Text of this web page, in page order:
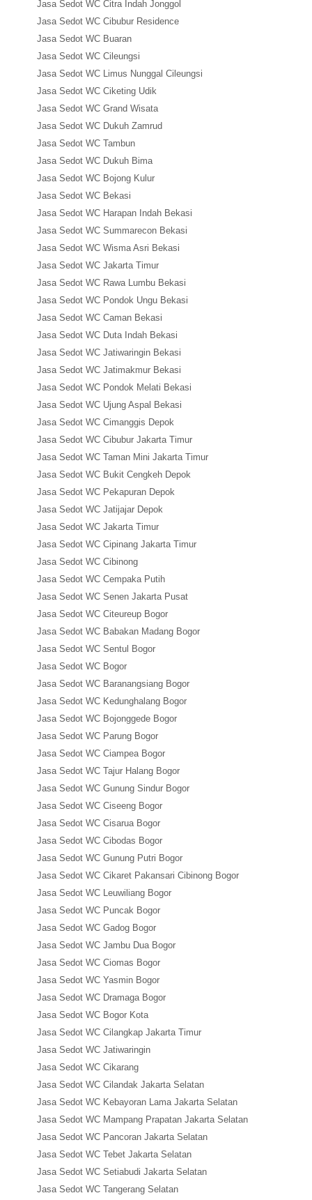
Jasa Sedot WC Citra Indah Jonggol
Jasa Sedot WC Cibubur Residence
Jasa Sedot WC Buaran
Jasa Sedot WC Cileungsi
Jasa Sedot WC Limus Nunggal Cileungsi
Jasa Sedot WC Ciketing Udik
Jasa Sedot WC Grand Wisata
Jasa Sedot WC Dukuh Zamrud
Jasa Sedot WC Tambun
Jasa Sedot WC Dukuh Bima
Jasa Sedot WC Bojong Kulur
Jasa Sedot WC Bekasi
Jasa Sedot WC Harapan Indah Bekasi
Jasa Sedot WC Summarecon Bekasi
Jasa Sedot WC Wisma Asri Bekasi
Jasa Sedot WC Jakarta Timur
Jasa Sedot WC Rawa Lumbu Bekasi
Jasa Sedot WC Pondok Ungu Bekasi
Jasa Sedot WC Caman Bekasi
Jasa Sedot WC Duta Indah Bekasi
Jasa Sedot WC Jatiwaringin Bekasi
Jasa Sedot WC Jatimakmur Bekasi
Jasa Sedot WC Pondok Melati Bekasi
Jasa Sedot WC Ujung Aspal Bekasi
Jasa Sedot WC Cimanggis Depok
Jasa Sedot WC Cibubur Jakarta Timur
Jasa Sedot WC Taman Mini Jakarta Timur
Jasa Sedot WC Bukit Cengkeh Depok
Jasa Sedot WC Pekapuran Depok
Jasa Sedot WC Jatijajar Depok
Jasa Sedot WC Jakarta Timur
Jasa Sedot WC Cipinang Jakarta Timur
Jasa Sedot WC Cibinong
Jasa Sedot WC Cempaka Putih
Jasa Sedot WC Senen Jakarta Pusat
Jasa Sedot WC Citeureup Bogor
Jasa Sedot WC Babakan Madang Bogor
Jasa Sedot WC Sentul Bogor
Jasa Sedot WC Bogor
Jasa Sedot WC Baranangsiang Bogor
Jasa Sedot WC Kedunghalang Bogor
Jasa Sedot WC Bojonggede Bogor
Jasa Sedot WC Parung Bogor
Jasa Sedot WC Ciampea Bogor
Jasa Sedot WC Tajur Halang Bogor
Jasa Sedot WC Gunung Sindur Bogor
Jasa Sedot WC Ciseeng Bogor
Jasa Sedot WC Cisarua Bogor
Jasa Sedot WC Cibodas Bogor
Jasa Sedot WC Gunung Putri Bogor
Jasa Sedot WC Cikaret Pakansari Cibinong Bogor
Jasa Sedot WC Leuwiliang Bogor
Jasa Sedot WC Puncak Bogor
Jasa Sedot WC Gadog Bogor
Jasa Sedot WC Jambu Dua Bogor
Jasa Sedot WC Ciomas Bogor
Jasa Sedot WC Yasmin Bogor
Jasa Sedot WC Dramaga Bogor
Jasa Sedot WC Bogor Kota
Jasa Sedot WC Cilangkap Jakarta Timur
Jasa Sedot WC Jatiwaringin
Jasa Sedot WC Cikarang
Jasa Sedot WC Cilandak Jakarta Selatan
Jasa Sedot WC Kebayoran Lama Jakarta Selatan
Jasa Sedot WC Mampang Prapatan Jakarta Selatan
Jasa Sedot WC Pancoran Jakarta Selatan
Jasa Sedot WC Tebet Jakarta Selatan
Jasa Sedot WC Setiabudi Jakarta Selatan
Jasa Sedot WC Tangerang Selatan